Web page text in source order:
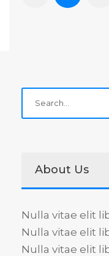
About Us
Nulla vitae elit
Nulla vitae elit
Nulla vitae elit